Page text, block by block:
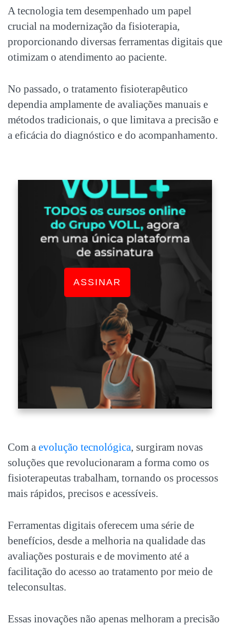
A tecnologia tem desempenhado um papel
crucial na modernização da fisioterapia,
proporcionando diversas ferramentas digitais que
otimizam o atendimento ao paciente.
No passado, o tratamento fisioterapêutico
dependia amplamente de avaliações manuais e
métodos tradicionais, o que limitava a precisão e
a eficácia do diagnóstico e do acompanhamento.
ASSINAR
Com a evolução tecnológica, surgiram novas
soluções que revolucionaram a forma como os
fisioterapeutas trabalham, tornando os processos
mais rápidos, precisos e acessíveis.
Ferramentas digitais oferecem uma série de
benefícios, desde a melhoria na qualidade das
avaliações posturais e de movimento até a
facilitação do acesso ao tratamento por meio de
teleconsultas.
Essas inovações não apenas melhoram a precisão